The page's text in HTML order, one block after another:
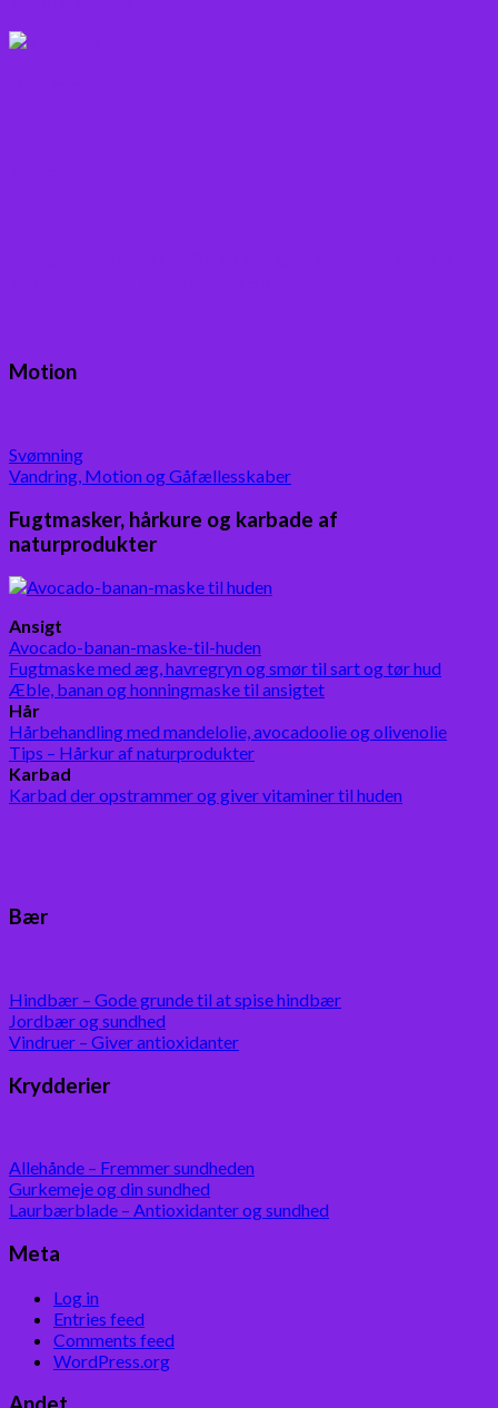
Motion
Svømning
Vandring, Motion og Gåfællesskaber
Fugtmasker, hårkure og karbade af
naturprodukter
Ansigt
Avocado-banan-maske-til-huden
Fugtmaske med æg, havregryn og smør til sart og tør hud
Æble, banan og honningmaske til ansigtet
Hår
Hårbehandling med mandelolie, avocadoolie og olivenolie
Tips – Hårkur af naturprodukter
Karbad
Karbad der opstrammer og giver vitaminer til huden
Bær
Hindbær – Gode grunde til at spise hindbær
Jordbær og sundhed
Vindruer – Giver antioxidanter
Krydderier
Allehånde – Fremmer sundheden
Gurkemeje og din sundhed
Laurbærblade – Antioxidanter og sundhed
Meta
Log in
Entries feed
Comments feed
WordPress.org